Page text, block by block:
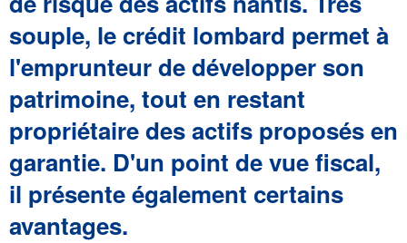
souple, le crédit lombard permet à
l'emprunteur de développer son
patrimoine, tout en restant
propriétaire des actifs proposés en
garantie. D'un point de vue fiscal,
il présente également certains
avantages.